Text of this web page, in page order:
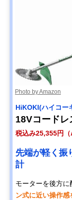
Photo by Amazon
HiKOKI(ハイコー
18Vコード
税込み25,355円（
先端が軽く振
計
モーターを後方に
ン式に近い操作感